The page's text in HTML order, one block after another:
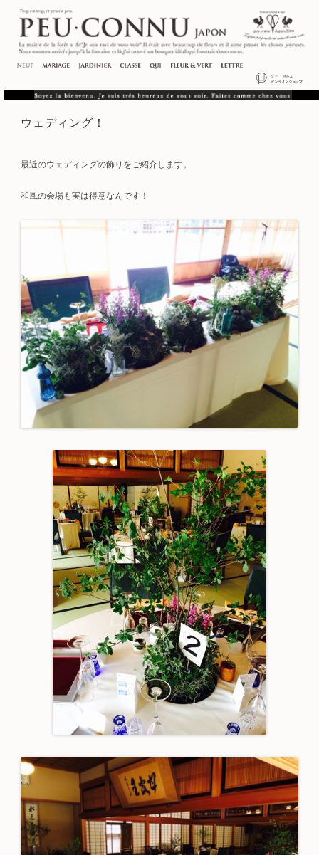
ウェディング！
最近のウェディングの飾りをご紹介します。
和風の会場も実は得意なんです！